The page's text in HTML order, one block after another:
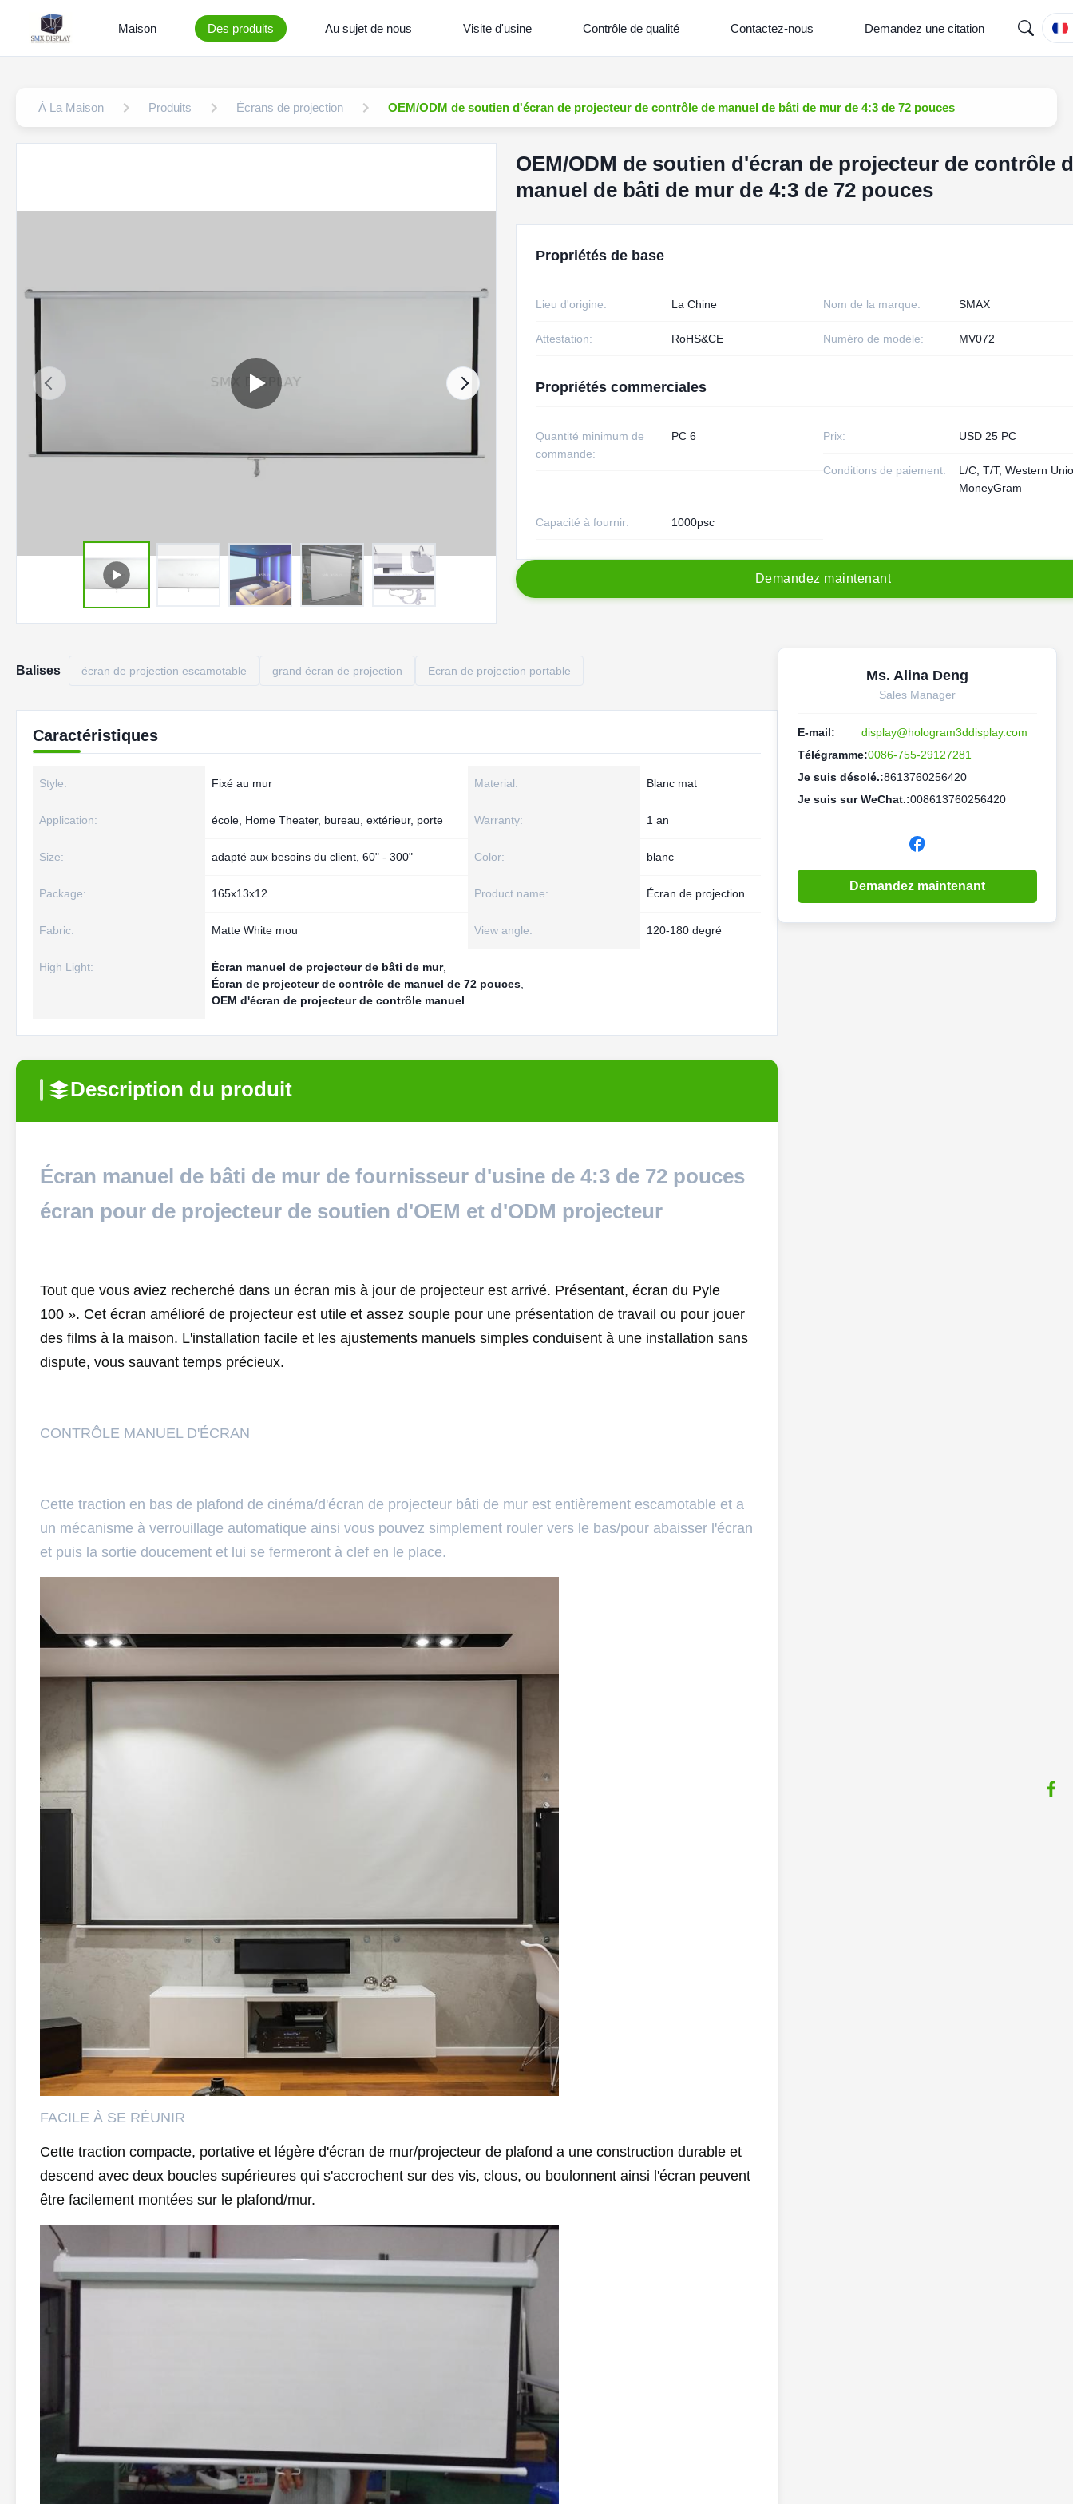
Maison Des produits Au sujet de nous Visite d'usine Contrôle de qualité Contactez-nous Demandez une citation
À La Maison Produits Écrans de projection OEM/ODM de soutien d'écran de projecteur de contrôle de manuel de bâti de mur de 4:3 de 72 pouces
OEM/ODM de soutien d'écran de projecteur de contrôle
manuel de bâti de mur de 4:3 de 72 pouces
Propriétés de base
Lieu d'origine: La Chine Nom de la marque: SMAX
Attestation: RoHS&CE Numéro de modèle: MV072
Propriétés commerciales
Quantité minimum de
commande:
PC 6 Prix: USD 25 PC
Conditions de paiement:
L/C, T/T, Western
MoneyGram
Capacité à fournir: 1000psc
Demandez maintenant
Balises écran de projection escamotable grand écran de projection Ecran de projection portable
Caractéristiques
Style: Fixé au mur Material: Blanc mat
Application: école, Home Theater, bureau, extérieur, porte Warranty: 1 an
Size: adapté aux besoins du client, 60" - 300" Color: blanc
Package: 165x13x12 Product name: Écran de projection
Fabric: Matte White mou View angle: 120-180 degré
High Light: Écran manuel de projecteur de bâti de mur,
Écran de projecteur de contrôle de manuel de 72 pouces
OEM d'écran de projecteur de contrôle manuel
Description du produit
Écran manuel de bâti de mur de fournisseur d'usine de 4:3 de 72 pouces
écran pour de projecteur de soutien d'OEM et d'ODM projecteur
Tout que vous aviez recherché dans un écran mis à jour de projecteur est arrivé. Présentant, écran du Pyle
100 ». Cet écran amélioré de projecteur est utile et assez souple pour une présentation de travail ou pour jouer
des films à la maison. L'installation facile et les ajustements manuels simples conduisent à une installation sans
dispute, vous sauvant temps précieux.
CONTRÔLE MANUEL D'ÉCRAN
Cette traction en bas de plafond de cinéma/d'écran de projecteur bâti de mur est entièrement escamotable et a
un mécanisme à verrouillage automatique ainsi vous pouvez simplement rouler vers le bas/pour abaisser l'écran
et puis la sortie doucement et lui se fermeront à clef en le place.
FACILE À SE RÉUNIR
Cette traction compacte, portative et légère d'écran de mur/projecteur de plafond a une construction durable et
descend avec deux boucles supérieures qui s'accrochent sur des vis, clous, ou boulonnent ainsi l'écran peuvent
être facilement montées sur le plafond/mur.
Ms. Alina Deng
Sales Manager
E-mail:
display@hologram3ddisplay.com
Télégramme:0086-755-29127281
Je suis désolé.:8613760256420
Je suis sur WeChat.:008613760256420
Demandez maintenant